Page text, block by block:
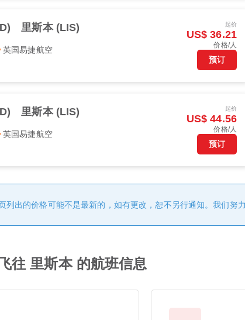
里斯本 (LIS)
英国易捷航空
起价
US$ 36.21
价格/人
预订
里斯本 (LIS)
英国易捷航空
起价
US$ 44.56
价格/人
预订
列出的价格可能不是最新的，如有更改，恕不另行通知。我们努
往 里斯本 的航班信息